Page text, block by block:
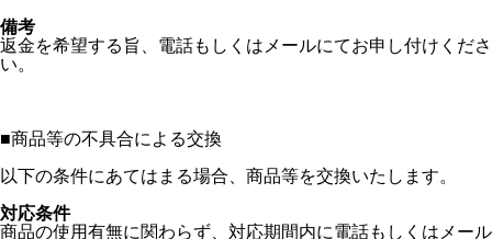
備考
返金を希望する旨、電話もしくはメールにてお申し付けくださ
い。
■商品等の不具合による交換
以下の条件にあてはまる場合、商品等を交換いたします。
対応条件
商品の使用有無に関わらず、対応期間内に電話もしくはメール